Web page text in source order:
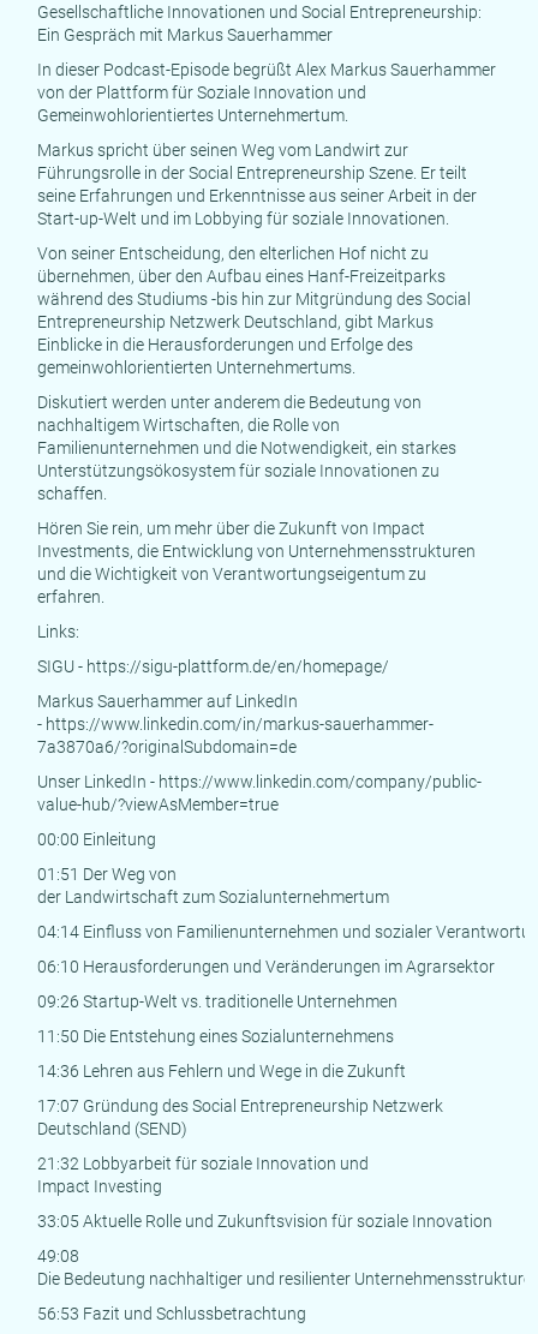
Gesellschaftliche Innovationen und Social Entrepreneurship:
Ein Gespräch mit Markus Sauerhammer
In dieser Podcast-Episode begrüßt Alex Markus Sauerhammer
von der Plattform für Soziale Innovation und
Gemeinwohlorientiertes Unternehmertum.
Markus spricht über seinen Weg vom Landwirt zur
Führungsrolle in der Social Entrepreneurship Szene. Er teilt
seine Erfahrungen und Erkenntnisse aus seiner Arbeit in der
Start-up-Welt und im Lobbying für soziale Innovationen.
Von seiner Entscheidung, den elterlichen Hof nicht zu
übernehmen, über den Aufbau eines Hanf-Freizeitparks
während des Studiums -bis hin zur Mitgründung des Social
Entrepreneurship Netzwerk Deutschland, gibt Markus
Einblicke in die Herausforderungen und Erfolge des
gemeinwohlorientierten Unternehmertums.
Diskutiert werden unter anderem die Bedeutung von
nachhaltigem Wirtschaften, die Rolle von
Familienunternehmen und die Notwendigkeit, ein starkes
Unterstützungsökosystem für soziale Innovationen zu
schaffen.
Hören Sie rein, um mehr über die Zukunft von Impact
Investments, die Entwicklung von Unternehmensstrukturen
und die Wichtigkeit von Verantwortungseigentum zu
erfahren.
Links:
SIGU - https://sigu-plattform.de/en/homepage/
Markus Sauerhammer auf LinkedIn
- https://www.linkedin.com/in/markus-sauerhammer-
7a3870a6/?originalSubdomain=de
Unser LinkedIn - https://www.linkedin.com/company/public-
value-hub/?viewAsMember=true
00:00 Einleitung
01:51 Der Weg von
der Landwirtschaft zum Sozialunternehmertum
04:14 Einfluss von Familienunternehmen und sozialer
06:10 Herausforderungen und Veränderungen im Agrarsektor
09:26 Startup-Welt vs. traditionelle Unternehmen
11:50 Die Entstehung eines Sozialunternehmens
14:36 Lehren aus Fehlern und Wege in die Zukunft
17:07 Gründung des Social Entrepreneurship Netzwerk
Deutschland (SEND)
21:32 Lobbyarbeit für soziale Innovation und
Impact Investing
33:05 Aktuelle Rolle und Zukunftsvision für soziale Innovation
49:08
Die Bedeutung nachhaltiger und resilienter
56:53 Fazit und Schlussbetrachtung